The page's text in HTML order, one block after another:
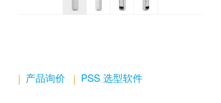
产品询价 PSS 选型软件